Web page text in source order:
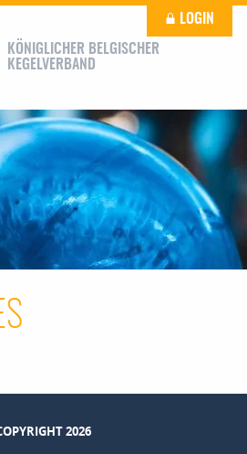
KÖNIGLICHER BELGISCHER
KEGELVERBAND
LOGIN
2026